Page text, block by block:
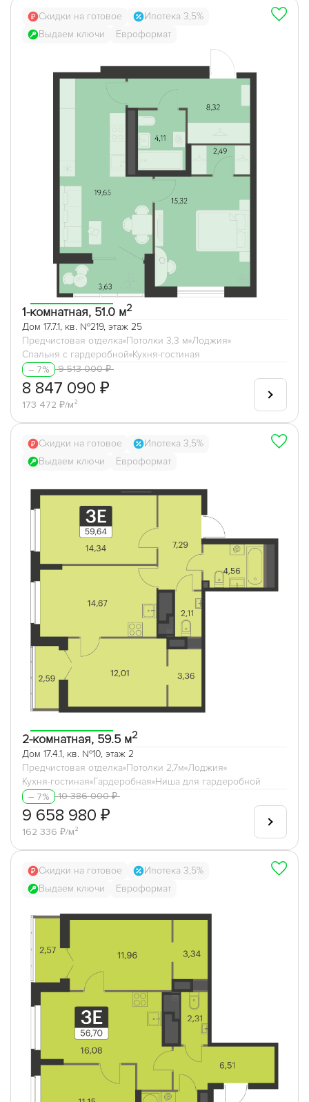
Скидки на готовое
Ипотека 3,5%
Выдаем ключи
Евроформат
1-комнатная, 51.0 м2
Дом 17.7.1, кв. №219, этаж 25
Предчистовая отделка Потолки 3,3 м Лоджия
Спальня с гардеробной Кухня-гостиная
– 7%
9 513 000 ₽
8 847 090 ₽
173 472 ₽/м²
Скидки на готовое
Ипотека 3,5%
Выдаем ключи
Евроформат
2-комнатная, 59.5 м2
Дом 17.4.1, кв. №10, этаж 2
Предчистовая отделка Потолки 2,7м Лоджия
Кухня-гостиная Гардеробная Ниша для гардеробной
– 7%
10 386 000 ₽
9 658 980 ₽
162 336 ₽/м²
Скидки на готовое
Ипотека 3,5%
Выдаем ключи
Евроформат